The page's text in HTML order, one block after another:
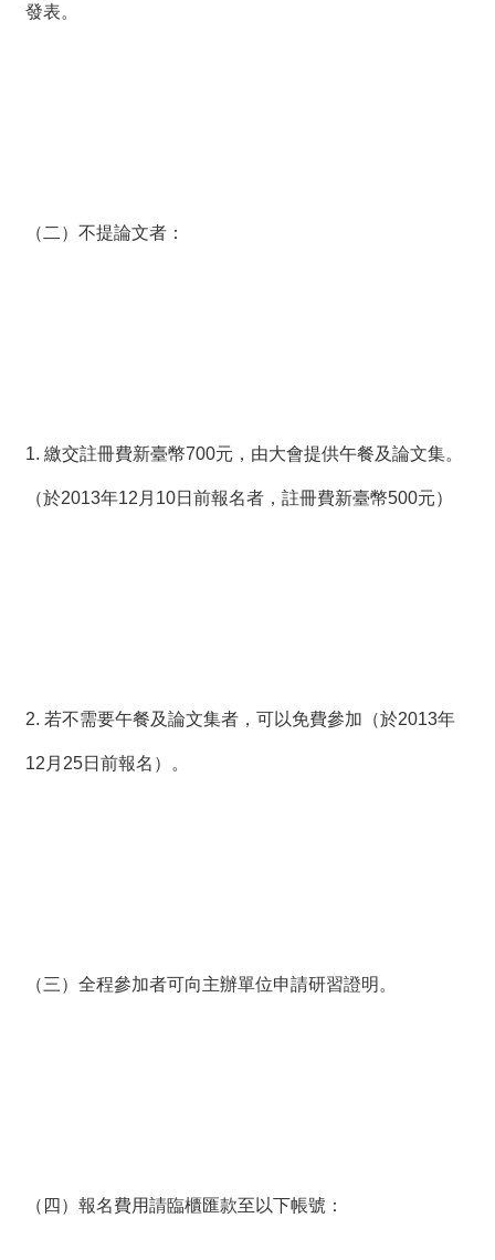
發表。
（二）不提論文者：
1. 繳交註冊費新臺幣700元，由大會提供午餐及論文集。
（於2013年12月10日前報名者，註冊費新臺幣500元）
2. 若不需要午餐及論文集者，可以免費參加（於2013年
12月25日前報名）。
（三）全程參加者可向主辦單位申請研習證明。
（四）報名費用請臨櫃匯款至以下帳號：